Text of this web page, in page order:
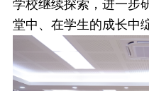
学校继续探索，进一步
堂中、在学生的成长中